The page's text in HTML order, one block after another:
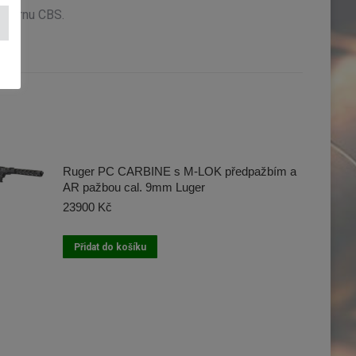
CBS.
Ruger PC CARBINE s M-LOK předpažbím a
AR pažbou cal. 9mm Luger
23900 Kč
Přidat do košíku